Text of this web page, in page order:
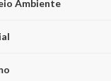
Ambiente